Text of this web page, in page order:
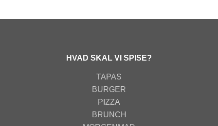
HVAD SKAL VI SPISE?
TAPAS
BURGER
PIZZA
BRUNCH